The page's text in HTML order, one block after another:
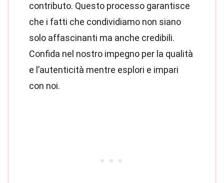
contributo. Questo processo garantisce
che i fatti che condividiamo non siano
solo affascinanti ma anche credibili.
Confida nel nostro impegno per la qualità
e l’autenticità mentre esplori e impari
con noi.